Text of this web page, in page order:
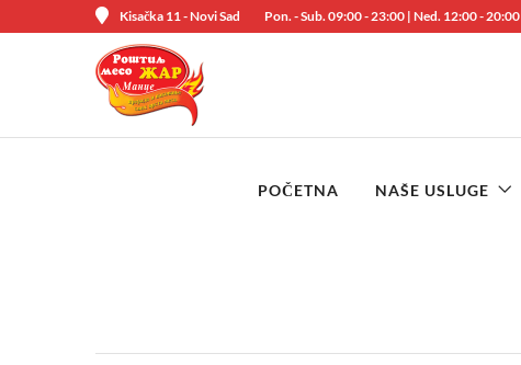
Kisačka 11 - Novi Sad Pon. - Sub. 09:00 - 23:00 | Ned. 12:00 - 20:00
POČETNA NAŠE USLUGE